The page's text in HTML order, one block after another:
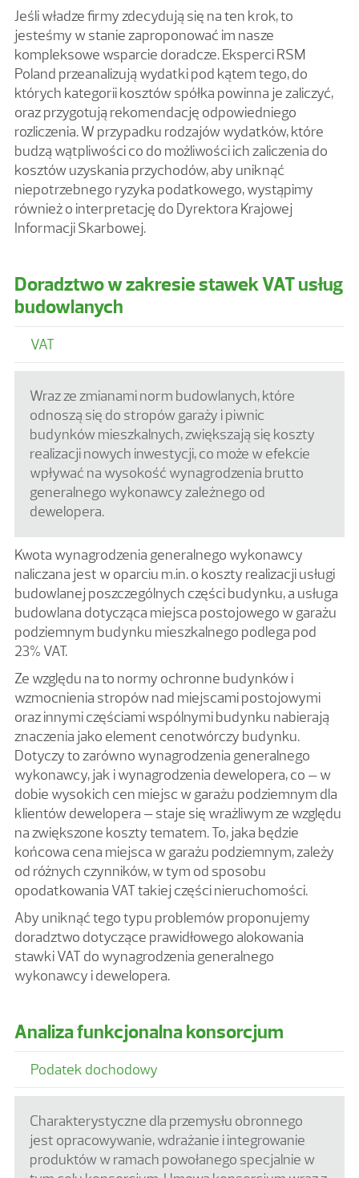
Jeśli władze firmy zdecydują się na ten krok, to
jesteśmy w stanie zaproponować im nasze
kompleksowe wsparcie doradcze. Eksperci RSM
Poland przeanalizują wydatki pod kątem tego, do
których kategorii kosztów spółka powinna je zaliczyć,
oraz przygotują rekomendację odpowiedniego
rozliczenia. W przypadku rodzajów wydatków, które
budzą wątpliwości co do możliwości ich zaliczenia do
kosztów uzyskania przychodów, aby uniknąć
niepotrzebnego ryzyka podatkowego, wystąpimy
również o interpretację do Dyrektora Krajowej
Informacji Skarbowej.
Doradztwo w zakresie stawek VAT usług
budowlanych
VAT
Wraz ze zmianami norm budowlanych, które
odnoszą się do stropów garaży i piwnic
budynków mieszkalnych, zwiększają się koszty
realizacji nowych inwestycji, co może w efekcie
wpływać na wysokość wynagrodzenia brutto
generalnego wykonawcy zależnego od
dewelopera.
Kwota wynagrodzenia generalnego wykonawcy
naliczana jest w oparciu m.in. o koszty realizacji usługi
budowlanej poszczególnych części budynku, a usługa
budowlana dotycząca miejsca postojowego w garażu
podziemnym budynku mieszkalnego podlega pod
23% VAT.
Ze względu na to normy ochronne budynków i
wzmocnienia stropów nad miejscami postojowymi
oraz innymi częściami wspólnymi budynku nabierają
znaczenia jako element cenotwórczy budynku.
Dotyczy to zarówno wynagrodzenia generalnego
wykonawcy, jak i wynagrodzenia dewelopera, co – w
dobie wysokich cen miejsc w garażu podziemnym dla
klientów dewelopera – staje się wrażliwym ze względu
na zwiększone koszty tematem. To, jaka będzie
końcowa cena miejsca w garażu podziemnym, zależy
od różnych czynników, w tym od sposobu
opodatkowania VAT takiej części nieruchomości.
Aby uniknąć tego typu problemów proponujemy
doradztwo dotyczące prawidłowego alokowania
stawki VAT do wynagrodzenia generalnego
wykonawcy i dewelopera.
Analiza funkcjonalna konsorcjum
Podatek dochodowy
Charakterystyczne dla przemysłu obronnego
jest opracowywanie, wdrażanie i integrowanie
produktów w ramach powołanego specjalnie w